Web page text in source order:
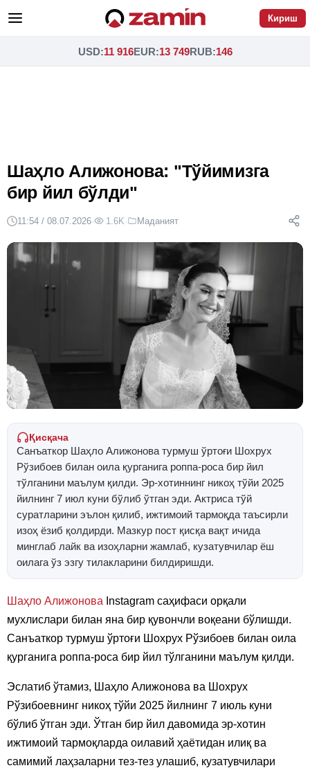
Кириш
USD:11 916EUR:13 749RUB:146
Шаҳло Алижонова: "Тўйимизга
бир йил бўлди"
11:54 / 08.07.2026· 1.6K· Маданият
Қисқача
Санъаткор Шаҳло Алижонова турмуш ўртоғи Шохрух
Рўзибоев билан оила қурганига роппа-роса бир йил
тўлганини маълум қилди. Эр-хотиннинг никоҳ тўйи 2025
йилнинг 7 июл куни бўлиб ўтган эди. Актриса тўй
суратларини эълон қилиб, ижтимоий тармоқда таъсирли
изоҳ ёзиб қолдирди. Мазкур пост қисқа вақт ичида
минглаб лайк ва изоҳларни жамлаб, кузатувчилар ёш
оилага ўз эзгу тилакларини билдиришди.
Шаҳло Алижонова Instagram саҳифаси орқали
мухлислари билан яна бир қувончли воқеани бўлишди.
Санъаткор турмуш ўртоғи Шохрух Рўзибоев билан оила
қурганига роппа-роса бир йил тўлганини маълум қилди.
Эслатиб ўтамиз, Шаҳло Алижонова ва Шохрух
Рўзибоевнинг никоҳ тўйи 2025 йилнинг 7 июль куни
бўлиб ўтган эди. Ўтган бир йил давомида эр-хотин
ижтимоий тармоқларда оилавий ҳаётидан илиқ ва
самимий лаҳзаларни тез-тез улашиб, кузатувчилари